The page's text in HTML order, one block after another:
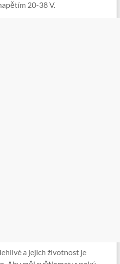
20-38 V.
a jejich životnost je